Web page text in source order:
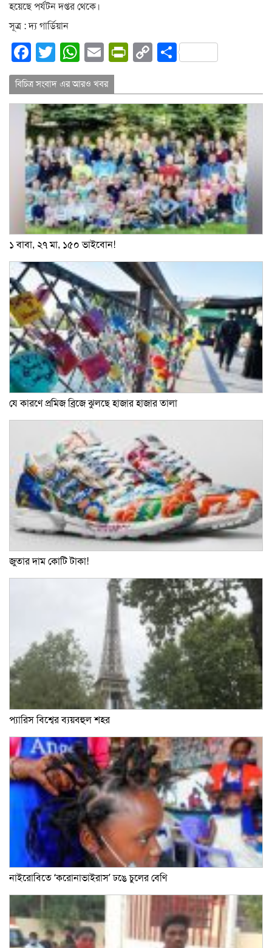
হয়েছে পর্যটন দপ্তর থেকে।
সূত্র : দ্য গার্ডিয়ান
Facebook
Twitter
WhatsApp
EmailPrintFriendly
CopyShare
বিচিত্র সংবাদ এর আরও খবর
১ বাবা, ২৭ মা, ১৫০ ভাইবোন!
যে কারণে প্রমিজ ব্রিজে ঝুলছে হাজার হাজার তালা
জুতার দাম কোটি টাকা!
প্যারিস বিশ্বের ব্যয়বহুল শহর
নাইরোবিতে ‘করোনাভাইরাস’ ঢঙে চুলের বেণি